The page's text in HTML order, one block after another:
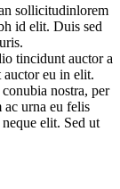
sollicitudinlorem
id elit. Duis sed
tincidunt auctor a
auctor eu in elit.
nostra, per
ac urna eu felis
elit. Sed ut